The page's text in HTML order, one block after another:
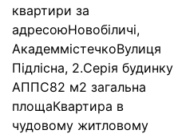
квартири за
адресоюНовобіличі,
АкадеммістечкоВулиця
Підлісна, 2.Серія будинку
АППС82 м2 загальна
площаКвартира в
чудовому житловому